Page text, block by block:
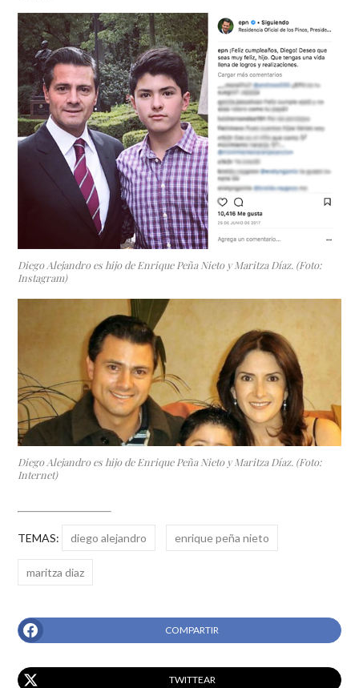
Diego Alejandro es hijo de Enrique Peña Nieto y Maritza Díaz. (Foto:
Instagram)
Diego Alejandro es hijo de Enrique Peña Nieto y Maritza Díaz. (Foto:
Internet)
TEMAS: diego alejandro enrique peña nieto
maritza diaz
COMPARTIR
TWITTEAR